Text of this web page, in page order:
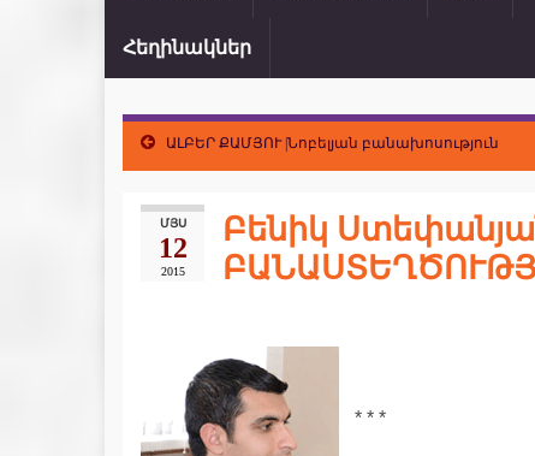
Հեղինակներ
ԱԼԲԵՐ ՔԱՄՅՈՒ |Նոբելյան բանախոսություն
ՄՅՍ
12
2015
Բենիկ
* * *